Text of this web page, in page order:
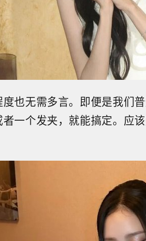
也无需多言。即便是我们
一个发夹，就能搞定。应